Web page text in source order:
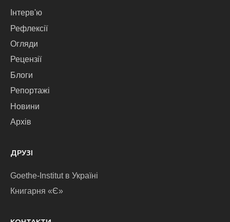
Інтерв'ю
Рефлексії
Огляди
Рецензії
Блоги
Репортажі
Новини
Архів
ДРУЗІ
Goethe-Institut в Україні
Книгарня «Є»